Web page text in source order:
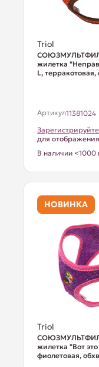
Triol
жилетка
L, терракотовая,
Артикул11381024
для
В наличии <1000
НОВИНКА
Triol
жилетка "Вот
фиолетовая,